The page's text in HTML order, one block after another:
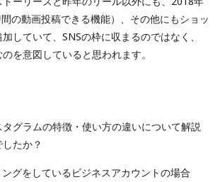
の動画投稿できる機能）、その他にもショッ
していて、SNSの枠に収まるのではなく、
を意図していると思われます。
グラムの特徴・使い方の違いについて解説
たか？
グをしているビジネスアカウントの場合